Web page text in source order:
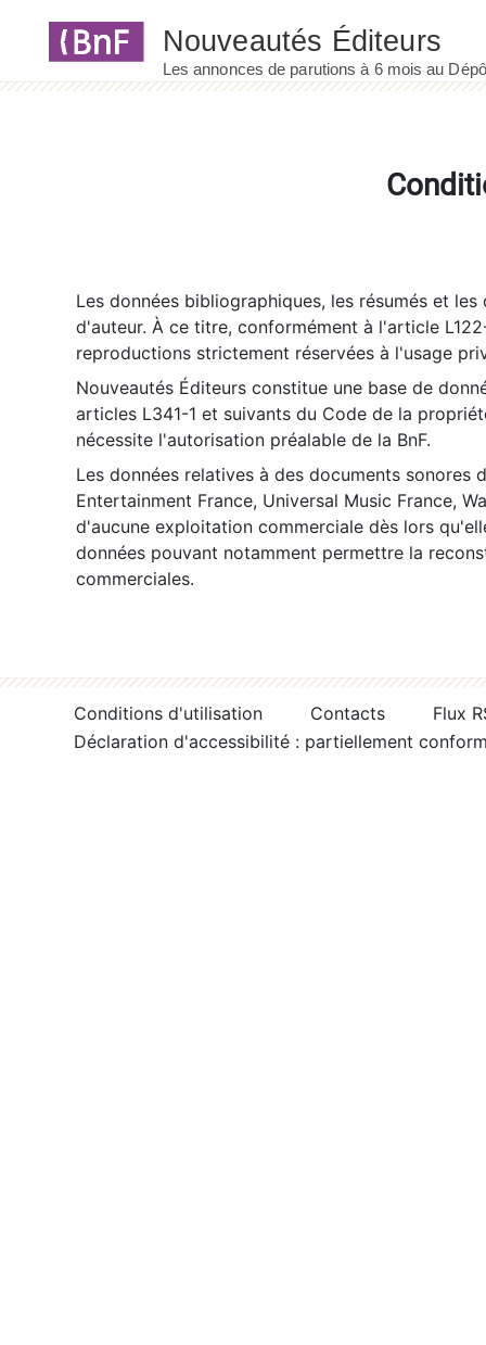
Les données bibliographiques, les résumés et
d'auteur. À ce titre, conformément à l'article
reproductions strictement réservées à l'usage
Nouveautés Éditeurs constitue une base de
articles L341-1 et suivants du Code de la
nécessite l'autorisation préalable de la BnF.
Les données relatives à des documents sonores
Entertainment France, Universal Music France,
d'aucune exploitation commerciale dès lors
données pouvant notamment permettre la
commerciales.
Conditions d'utilisation Contacts
Flux
Déclaration d'accessibilité : partiellement